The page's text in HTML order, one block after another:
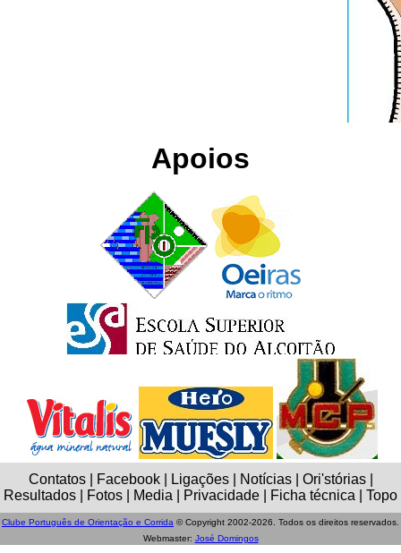
Apoios
Contatos | Facebook | Ligações | Notícias | Ori'stórias |
Resultados | Fotos | Media | Privacidade | Ficha técnica | Topo
Clube Português de Orientação e Corrida © Copyright 2002-2026. Todos os direitos reservados.
Webmaster: José Domingos